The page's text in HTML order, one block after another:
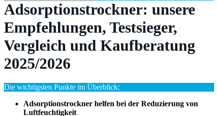
Adsorptionstrockner: unsere
Empfehlungen, Testsieger,
Vergleich und Kaufberatung
2025/2026
Die wichtigsten Punkte im Überblick:
Adsorptionstrockner helfen bei der Reduzierung von
Luftfeuchtigkeit